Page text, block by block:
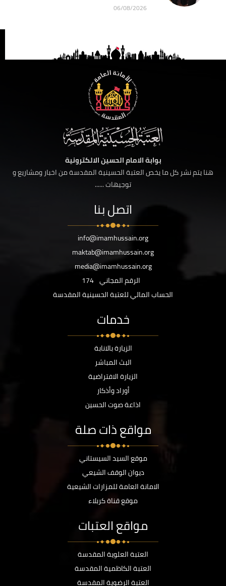
06/08/2026
بوابة الامام الحسين الالكترونية
هنا يتم نشر كل ما يخص العتبة الحسينية المقدسة من اخبار ومشاريع و
توجيهات ......
اتصل بنا
info@imamhussain.org
maktab@imamhussain.org
media@imamhussain.org
الرقم المجاني 174
الحساب المالي للعتبة الحسينية المقدسة
خدمات
الزيارة بالانابة
البث المباشر
الزيارة الافتراضية
أوراد وأذكار
اذاعة صوت الحسين
مواقع ذات صلة
موقع السيد السيستاني
ديوان الوقف الشيعي
الامانة العامة للمزارات الشيعية
موقع قناة كربلاء
مواقع العتبات
العتبة العلوية المقدسة
العتبة الكاظمية المقدسة
العتبة الرضوية المقدسة